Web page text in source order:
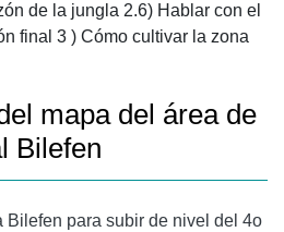
de la jungla 2.6) Hablar con el
final 3 ) Cómo cultivar la zona
mapa del área de
Bilefen
Bilefen para subir de nivel del 4o